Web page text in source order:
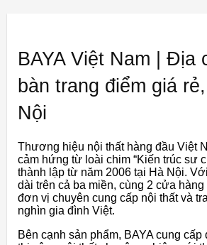
BAYA Việt Nam | Địa
bàn trang điểm giá
Nội
Thương hiệu nội thất hàng đầu Việt
cảm hứng từ loài chim “Kiến trúc sư
thành lập từ năm 2006 tại Hà Nội.
dài trên cả ba miền, cùng 2 cửa
đơn vị chuyên cung cấp nội thất và
nghìn gia đình Việt.
Bên cạnh sản phẩm, BAYA cung cấp